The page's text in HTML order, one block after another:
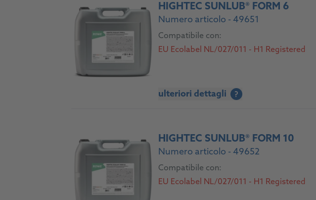
HIGHTEC SUNLUB® FORM 6
Numero articolo - 49651
Compatibile con:
EU Ecolabel NL/027/011 - H1 Registered
ulteriori dettagli ?
HIGHTEC SUNLUB® FORM 10
Numero articolo - 49652
Compatibile con:
EU Ecolabel NL/027/011 - H1 Registered